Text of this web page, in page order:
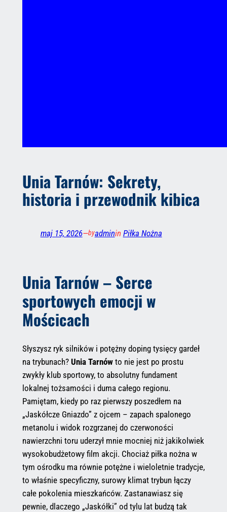
Unia Tarnów: Sekrety,
historia i przewodnik kibica
maj 15, 2026—byadminin Piłka Nożna
Unia Tarnów – Serce
sportowych emocji w
Mościcach
Słyszysz ryk silników i potężny doping tysięcy gardeł
na trybunach? Unia Tarnówto nie jest po prostu
zwykły klub sportowy, to absolutny fundament
lokalnej tożsamości i duma całego regionu.
Pamiętam, kiedy po raz pierwszy poszedłem na
„Jaskółcze Gniazdo” z ojcem – zapach spalonego
metanolu i widok rozgrzanej do czerwoności
nawierzchni toru uderzył mnie mocniej niż jakikolwiek
wysokobudżetowy film akcji. Chociaż piłka nożna w
tym ośrodku ma równie potężne i wieloletnie tradycje,
to właśnie specyficzny, surowy klimat trybun łączy
całe pokolenia mieszkańców. Zastanawiasz się
pewnie, dlaczego „Jaskółki” od tylu lat budzą tak